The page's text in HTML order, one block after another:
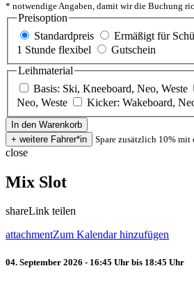
* notwendige Angaben, damit wir die Buchung
Preisoption
Standardpreis
Ermäßigt für
1 Stunde flexibel
Gutschein
Leihmaterial
Basis: Ski, Kneeboard, Neo, Weste
Neo, Weste
Kicker: Wakeboard,
Spare zusätzlich 10% mit
close
Mix Slot
shareLink teilen
attachmentZum Kalendar hinzufügen
04. September 2026 - 16:45 Uhr bis 18:45 Uhr